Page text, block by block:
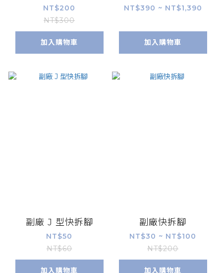
NT$200
NT$300
加入購物車
Kingston
NT$390 ~ NT$1,390
加入購物車
副廠 J 型快拆腳
NT$50
NT$60
加入購物車
副廠快拆腳
NT$30 ~ NT$100
NT$200
加入購物車